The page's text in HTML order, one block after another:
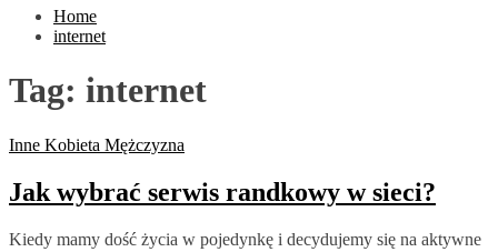
Home
internet
Tag: internet
Inne Kobieta Mężczyzna
Jak wybrać serwis randkowy w sieci?
Kiedy mamy dość życia w pojedynkę i decydujemy się na aktywne